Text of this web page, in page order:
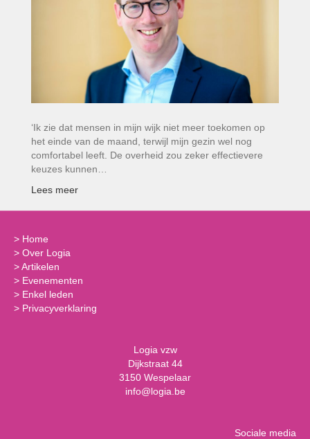
‘Ik zie dat mensen in mijn wijk niet meer toekomen op
het einde van de maand, terwijl mijn gezin wel nog
comfortabel leeft. De overheid zou zeker effectievere
keuzes kunnen…
Lees meer
> Home
> Over Logia
>Artikelen
> Evenementen
> Enkel leden
> Privacyverklaring
Logia vzw
Dijkstraat 44
3150 Wespelaar
info@logia.be
Sociale media